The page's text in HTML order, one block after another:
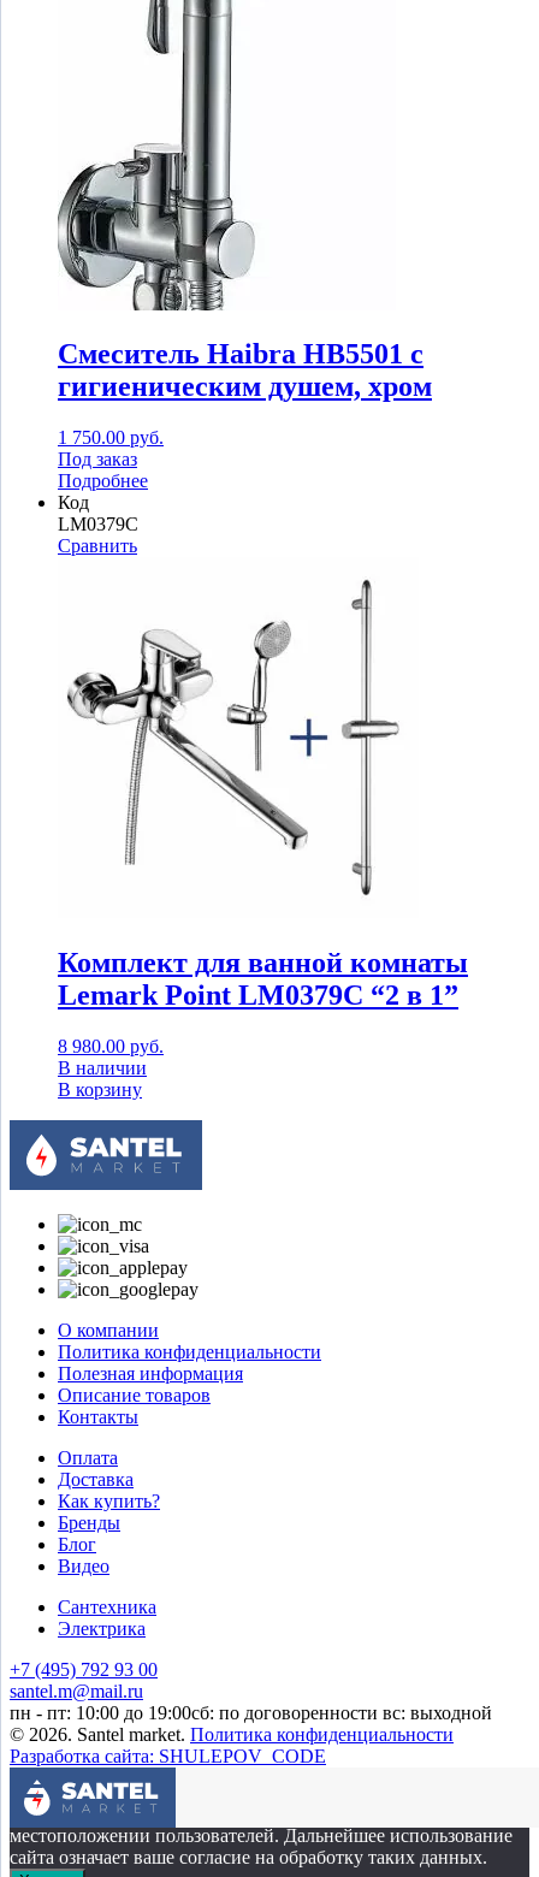
Смеситель Haibra HB5501 с
гигиеническим душем, хром
1 750.00 руб.
Под заказ
Подробнее
Код
LM0379C
Сравнить
Комплект для ванной комнаты
Lemark Point LM0379C “2 в 1”
8 980.00 руб.
В наличии
В корзину
О компании
Политика конфиденциальности
Полезная информация
Описание товаров
Контакты
Оплата
Доставка
Как купить?
Бренды
Блог
Видео
Сантехника
Электрика
+7 (495) 792 93 00
santel.m@mail.ru
пн - пт: 10:00 до 19:00сб: по договоренности вс: выходной
© 2026. Santel market. Политика конфиденциальности
Разработка сайта: SHULEPOV_CODE
Этот сайт собирает cookie-файлы, данные об IP-адресе и
местоположении пользователей. Дальнейшее использование
сайта означает ваше согласие на обработку таких данных.